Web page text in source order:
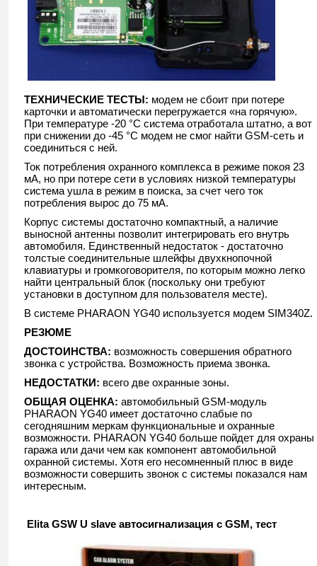
ТЕХНИЧЕСКИЕ ТЕСТЫ: модем не сбоит при потере
карточки и автоматически перегружается «на горячую».
При температуре -20 °С система отработала штатно, а вот
при снижении до -45 °С модем не смог найти GSM-сеть и
соединиться с ней.
Ток потребления охранного комплекса в режиме покоя 23
мА, но при потере сети в условиях низкой температуры
система ушла в режим в поиска, за счет чего ток
потребления вырос до 75 мА.
Корпус системы достаточно компактный, а наличие
выносной антенны позволит интегрировать его внутрь
автомобиля. Единственный недостаток - достаточно
толстые соединительные шлейфы двухкнопочной
клавиатуры и громкоговорителя, по которым можно легко
найти центральный блок (поскольку они требуют
установки в доступном для пользователя месте).
В системе PHARAON YG40 используется модем SIM340Z.
РЕЗЮМЕ
ДОСТОИНСТВА: возможность совершения обратного
звонка с устройства. Возможность приема звонка.
НЕДОСТАТКИ: всего две охранные зоны.
ОБЩАЯ ОЦЕНКА: автомобильный GSM-модуль
PHARAON YG40 имеет достаточно слабые по
сегодняшним меркам функциональные и охранные
возможности. PHARAON YG40 больше пойдет для охраны
гаража или дачи чем как компонент автомобильной
охранной системы. Хотя его несомненный плюс в виде
возможности совершить звонок с системы показался нам
интересным.
Elita GSW U slave автосигнализация с GSM, тест